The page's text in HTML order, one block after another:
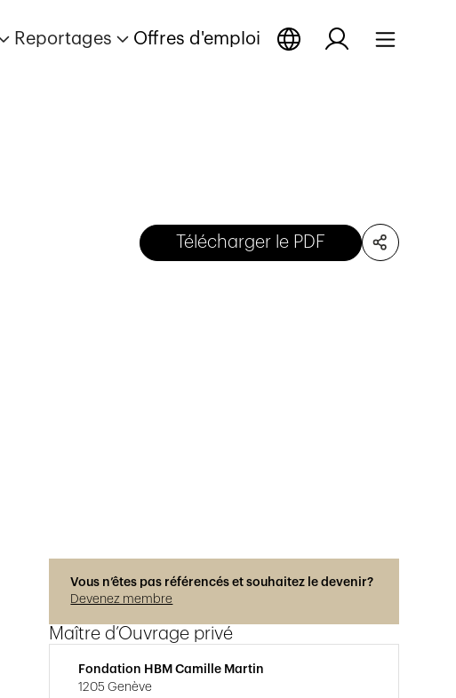
Reportages Offres d'emploi
Télécharger le PDF
Vous n’êtes pas référencés et souhaitez le devenir?
Devenez membre
Maître d’Ouvrage privé
Fondation HBM Camille Martin
1205 Genève